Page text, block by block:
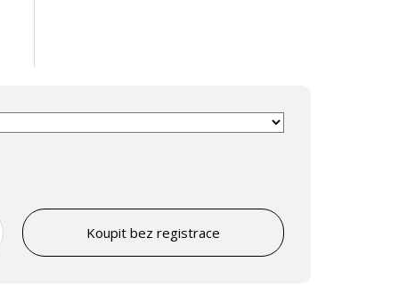
Koupit bez registrace